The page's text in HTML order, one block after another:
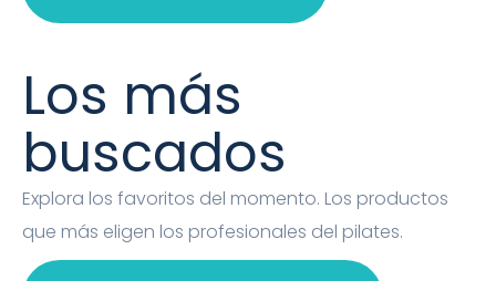
Los más
buscados
Explora los favoritos del momento. Los productos
que más eligen los profesionales del pilates.